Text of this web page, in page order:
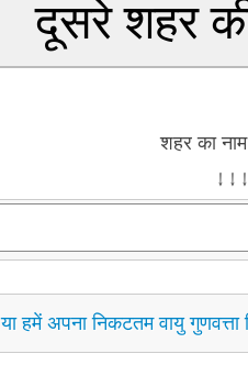
दूसरे शहर
शहर का
↓ ↓ ↓
या हमें अपना निकटतम वायु